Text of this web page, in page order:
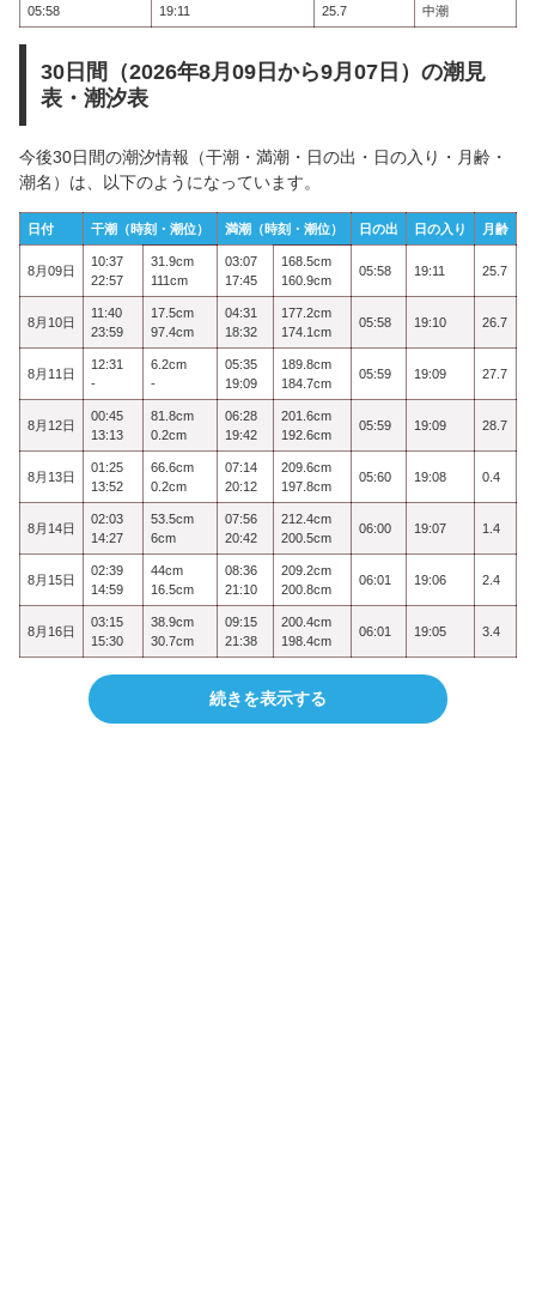
05:58 19:11 25.7 中潮
30日間（2026年8月09日から9月07日）の潮見
表・潮汐表
今後30日間の潮汐情報（干潮・満潮・日の出・日の入り・月齢・
潮名）は、以下のようになっています。
日付 干潮（時刻・潮位） 満潮（時刻・潮位） 日の出 日の入り 月齢
8月09日
10:37
22:57
31.9cm
111cm
03:07
17:45
168.5cm
160.9cm
05:58 19:11 25.7
8月10日
11:40
23:59
17.5cm
97.4cm
04:31
18:32
177.2cm
174.1cm
05:58 19:10 26.7
8月11日
12:31
-
6.2cm
-
05:35
19:09
189.8cm
184.7cm
05:59 19:09 27.7
8月12日
00:45
13:13
81.8cm
0.2cm
06:28
19:42
201.6cm
192.6cm
05:59 19:09 28.7
8月13日
01:25
13:52
66.6cm
0.2cm
07:14
20:12
209.6cm
197.8cm
05:60 19:08 0.4
8月14日
02:03
14:27
53.5cm
6cm
07:56
20:42
212.4cm
200.5cm
06:00 19:07 1.4
8月15日
02:39
14:59
44cm
16.5cm
08:36
21:10
209.2cm
200.8cm
06:01 19:06 2.4
8月16日
03:15
15:30
38.9cm
30.7cm
09:15
21:38
200.4cm
198.4cm
06:01 19:05 3.4
続きを表示する